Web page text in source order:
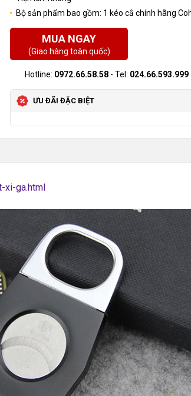
Bộ sản phẩm bao gồm: 1 kéo cắ chính hãng
MUA NGAY
(Giao hàng toàn quốc)
Hotline: 0972.66.58.58 - Tel: 024.66.593.999
ƯU ĐÃI ĐẶC BIỆT
xi-ga.html